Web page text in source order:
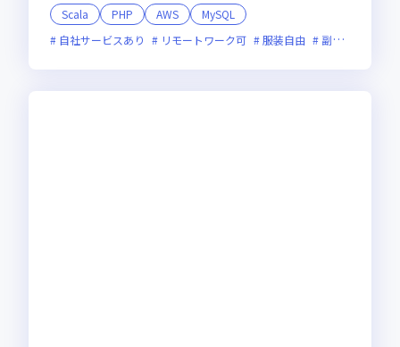
Scala
PHP AWS
MySQL
自社サービスあり
リモートワーク可 服装自由 副業可